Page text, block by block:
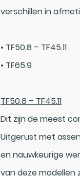
verschillen in
• TF50.8 – TF45.11
• TF65.9
TF50.8 – TF45.11
Dit zijn de meest
Uitgerust met
en nauwkeurige
van deze modellen